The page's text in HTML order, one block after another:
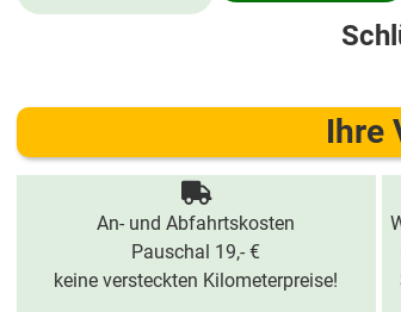
Ihre
An- und Abfahrtskosten
Pauschal 19,- €
keine versteckten Kilometerpreise!